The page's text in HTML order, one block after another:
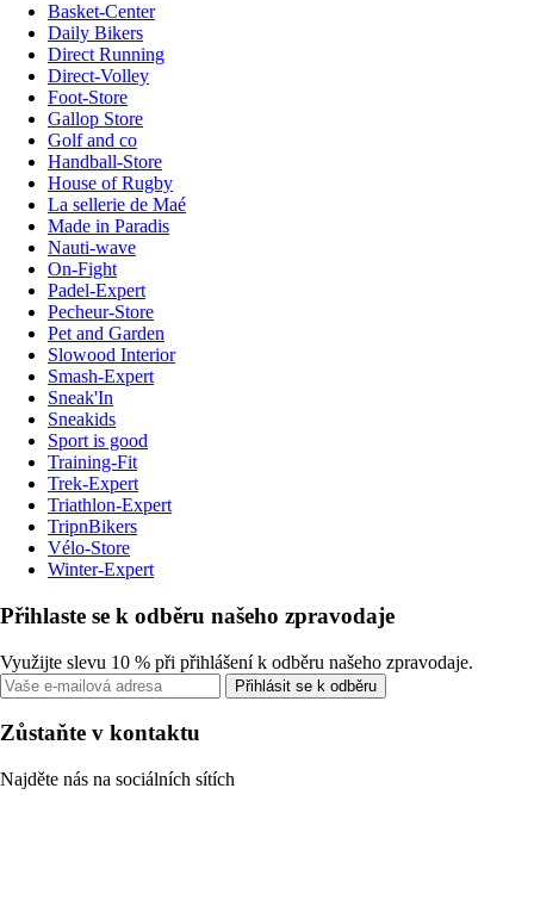
Basket-Center
Daily Bikers
Direct Running
Direct-Volley
Foot-Store
Gallop Store
Golf and co
Handball-Store
House of Rugby
La sellerie de Maé
Made in Paradis
Nauti-wave
On-Fight
Padel-Expert
Pecheur-Store
Pet and Garden
Slowood Interior
Smash-Expert
Sneak'In
Sneakids
Sport is good
Training-Fit
Trek-Expert
Triathlon-Expert
TripnBikers
Vélo-Store
Winter-Expert
Přihlaste se k odběru našeho zpravodaje
Využijte slevu 10 % při přihlášení k odběru našeho zpravodaje.
Přihlásit se k odběru
Zůstaňte v kontaktu
Najděte nás na sociálních sítích